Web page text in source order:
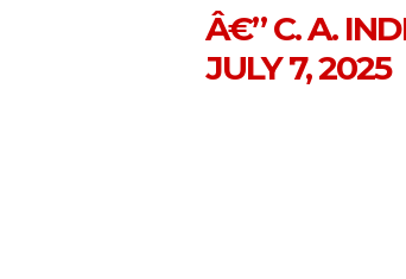
Â€” C. A.
JULY 7, 2025